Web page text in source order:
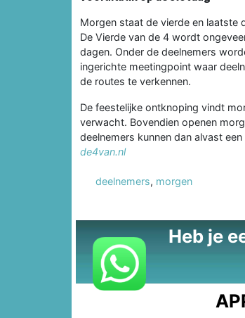
Morgen staat de vierde en laatste
De Vierde van de 4 wordt
dagen. Onder de deelnemers
ingerichte meetingpoint waar
de routes te verkennen.
De feestelijke ontknoping vindt
verwacht. Bovendien openen
deelnemers kunnen dan alvast
de4van.nl
deelnemers, morgen
Heb je